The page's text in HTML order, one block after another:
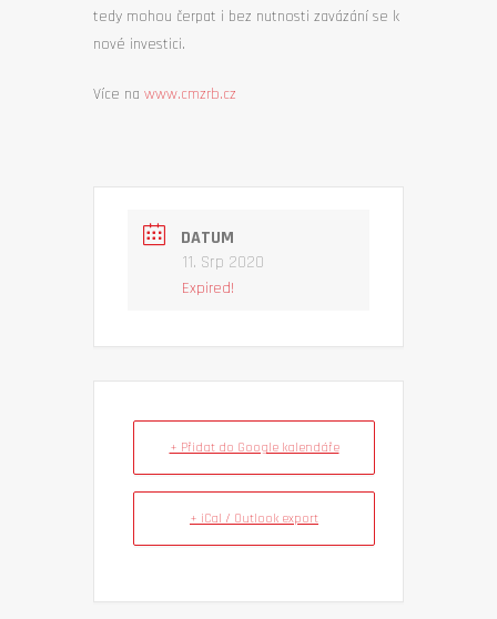
tedy mohou čerpat i bez nutnosti zavázání se k
nové investici.
Více na www.cmzrb.cz
DATUM
11. Srp 2020
Expired!
+ Přidat do Google kalendáře
+ iCal / Outlook export